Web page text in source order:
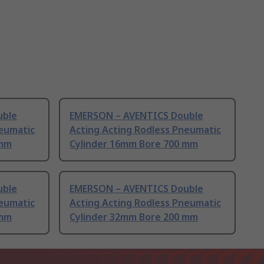
EMERSON – AVENTICS Double
Acting Acting Rodless Pneumatic
Cylinder 16mm Bore 700 mm
EMERSON – AVENTICS Double
Acting Acting Rodless Pneumatic
Cylinder 32mm Bore 200 mm